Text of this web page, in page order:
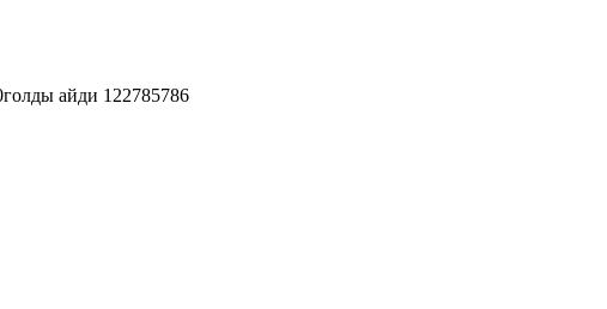
айди 122785786